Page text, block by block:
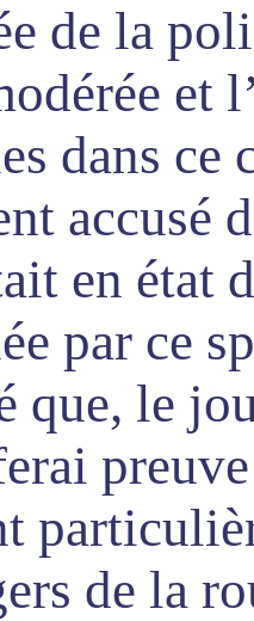
de la
et
dans ce
accusé
en état
par ce
que, le
de la